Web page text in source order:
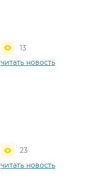
13
читать новость
23
читать новость